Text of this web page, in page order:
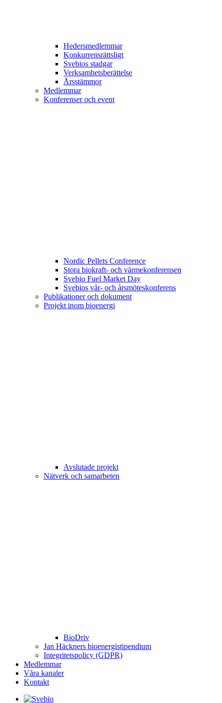
Hedersmedlemmar
Konkurrensrättsligt
Svebios stadgar
Verksamhetsberättelse
Årsstämmor
Medlemmar
Konferenser och event
Nordic Pellets Conference
Stora biokraft- och värmekonferensen
Svebio Fuel Market Day
Svebios vår- och årsmöteskonferens
Publikationer och dokument
Projekt inom bioenergi
Avslutade projekt
Nätverk och samarbeten
BioDriv
Jan Häckners bioenergistipendium
Integritetspolicy (GDPR)
Medlemmar
Våra kanaler
Kontakt